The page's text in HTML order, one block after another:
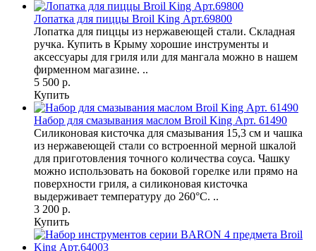
Лопатка для пиццы Broil King Арт.69800
Лопатка для пиццы из нержавеющей стали. Складная
ручка. Купить в Крыму хорошие инструменты и
аксессуары для гриля или для мангала можно в нашем
фирменном магазине. ..
5 500 р.
Купить
Набор для смазывания маслом Broil King Арт. 61490
Силиконовая кисточка для смазывания 15,3 см и чашка
из нержавеющей стали со встроенной мерной шкалой
для приготовления точного количества соуса. Чашку
можно использовать на боковой горелке или прямо на
поверхности гриля, а силиконовая кисточка
выдерживает температуру до 260°C. ..
3 200 р.
Купить